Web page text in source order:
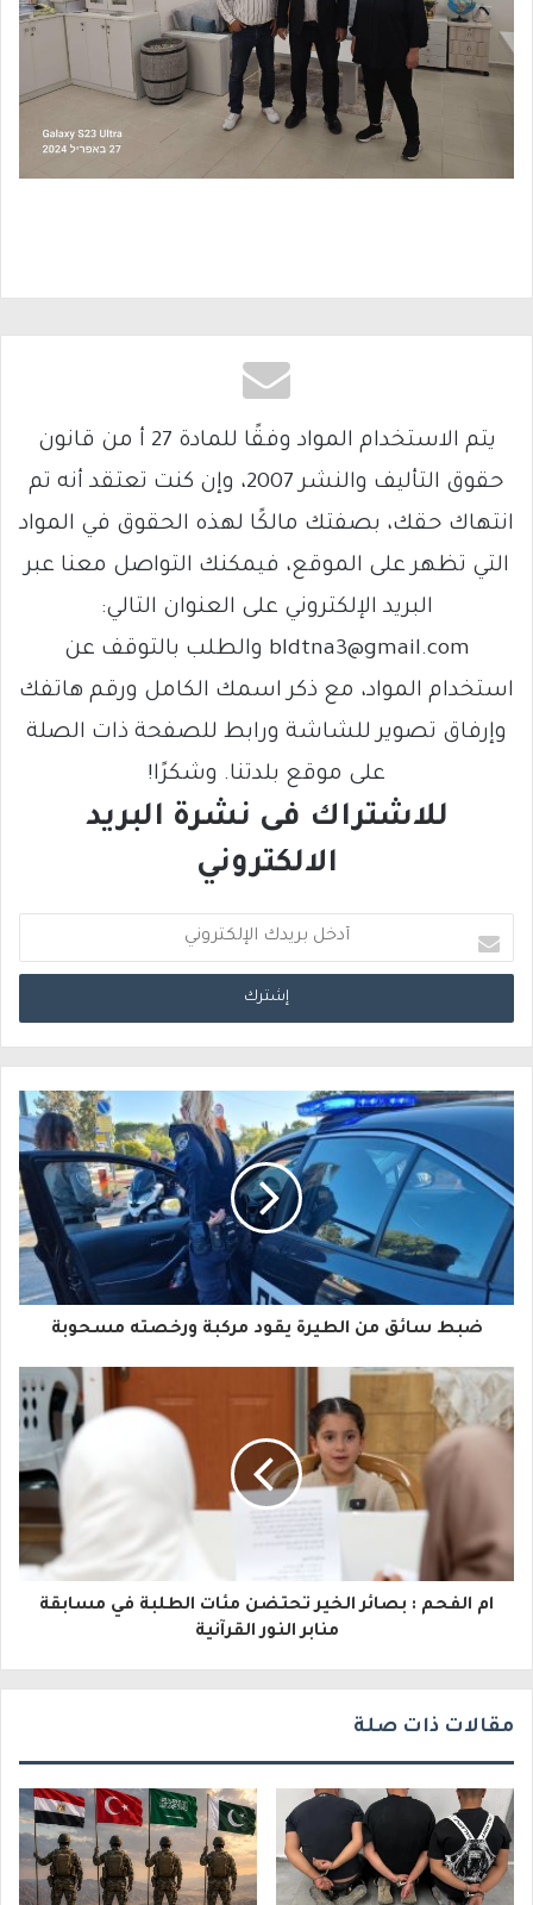
يتم الاستخدام المواد وفقًا للمادة 27 أ من قانون
حقوق التأليف والنشر 2007، وإن كنت تعتقد أنه تم
انتهاك حقك، بصفتك مالكًا لهذه الحقوق في المواد
التي تظهر على الموقع، فيمكنك التواصل معنا عبر
البريد الإلكتروني على العنوان التالي:
bldtna3@gmail.com والطلب بالتوقف عن
استخدام المواد، مع ذكر اسمك الكامل ورقم هاتفك
وإرفاق تصوير للشاشة ورابط للصفحة ذات الصلة
على موقع بلدتنا. وشكرًا!
للاشتراك فى نشرة البريد
الالكتروني
د
خ
ب
ي
د
ك
ا
ل
ر
ي
ضبط سائق من الطيرة يقود مركبة ورخصته مسحوبة
ام الفحم : بصائر الخير تحتضن مئات الطلبة في مسابقة
منابر النور القرآنية
مقالات ذات صلة